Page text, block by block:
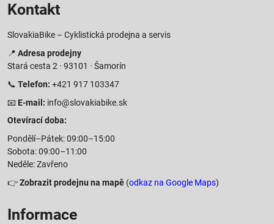
Kontakt
SlovakiaBike – Cyklistická prodejna a servis
📍 Adresa prodejny
Stará cesta 2 · 93101 · Šamorín
📞 Telefon: +421 917 103347
📧 E-mail: info@slovakiabike.sk
Otevírací doba:
Pondělí–Pátek: 09:00–15:00
Sobota: 09:00–11:00
Neděle: Zavřeno
👉Zobrazit prodejnu na mapě (odkaz na Google Maps)
Informace